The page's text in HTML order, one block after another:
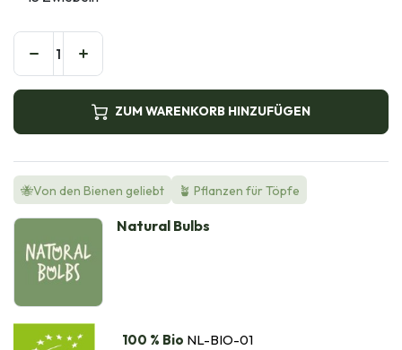
ZUM WARENKORB HINZUFÜGEN
🐝Von den Bienen geliebt 🪴 Pflanzen für Töpfe
Natural Bulbs
100 % Bio NL-BIO-01